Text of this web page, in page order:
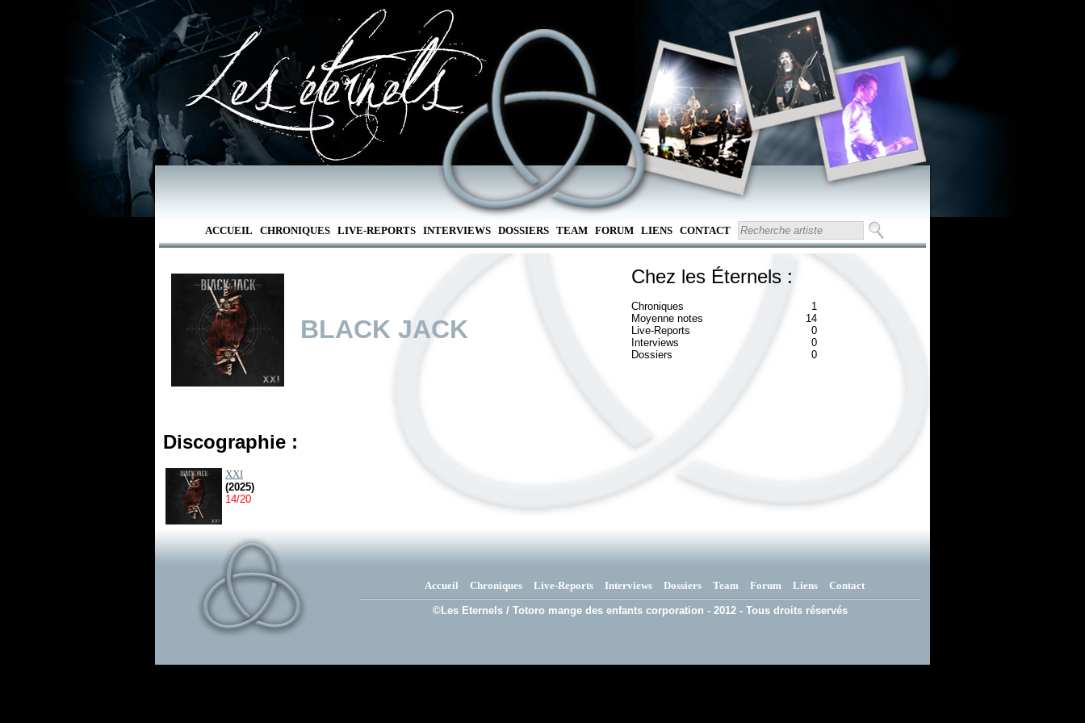
ACCUEIL CHRONIQUES LIVE-REPORTS INTERVIEWS DOSSIERS TEAM FORUM LIENS CONTACT
BLACK JACK
Chez les Éternels :
Chroniques
1
Moyenne notes
14
Live-Reports
0
Interviews
0
Dossiers
0
Discographie :
XXI
(2025)
14/20
Accueil Chroniques Live-Reports Interviews Dossiers Team Forum Liens Contact
©Les Eternels / Totoro mange des enfants corporation - 2012 - Tous droits réservés